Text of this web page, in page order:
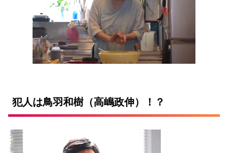
犯人は鳥羽和樹（高嶋政伸）！？